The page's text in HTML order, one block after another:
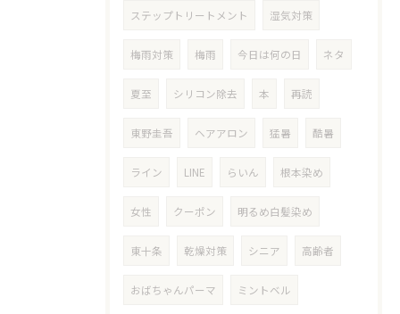
ステップトリートメント 湿気対策
梅雨対策 梅雨 今日は何の日 ネタ
夏至 シリコン除去 本 再読
東野圭吾 ヘアアロン 猛暑 酷暑
ライン LINE らいん 根本染め
女性 クーポン 明るめ白髪染め
東十条 乾燥対策 シニア 高齢者
おばちゃんパーマ ミントベル